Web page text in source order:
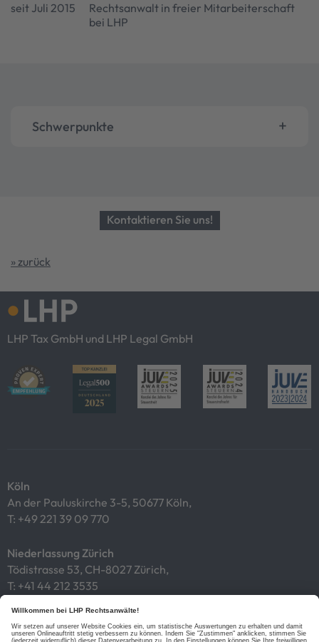
seit Juli 2015
Rechtsanwalt in freier Mitarbeiterschaft
bei LHP
Schwerpunkte
Kontaktieren Sie uns!
» zurück
LHP Tax GmbH und LHP Legal GmbH
Köln
An der Pauluskirche 3-5, 50677 Köln,
T: +49 221 39 09 770
Niederlassung Zürich
Tödistrasse 53, CH-8027 Zürich,
T: +41 44 212 3535